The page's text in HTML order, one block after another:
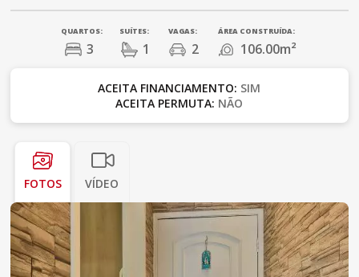
QUARTOS:
3
SUÍTES:
1
VAGAS:
2
ÁREA CONSTRUÍDA:
106.00m²
ACEITA FINANCIAMENTO: SIM
ACEITA PERMUTA: NÃO
FOTOS VÍDEO